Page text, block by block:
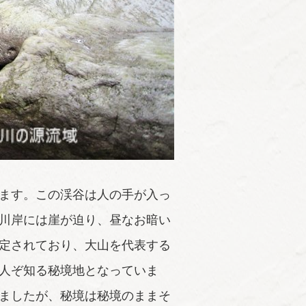
す。この渓谷は人の手が入っ
岸には崖が迫り、昼なお暗い
されており、大山を代表する
ぞ知る秘境地となっていま
したが、秘境は秘境のままそ